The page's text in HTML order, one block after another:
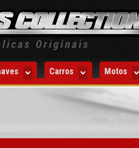
Carros Motos